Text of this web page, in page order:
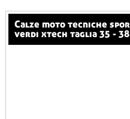
calze moto tecniche sportive invernali compression
verdi xtech taglia 35 - 38